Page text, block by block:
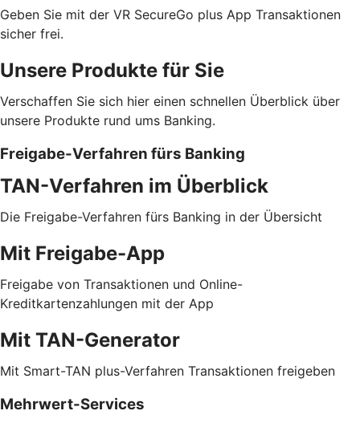
Geben Sie mit der VR SecureGo plus App Transaktionen
sicher frei.
Unsere Produkte für Sie
Verschaffen Sie sich hier einen schnellen Überblick über
unsere Produkte rund ums Banking.
Freigabe-Verfahren fürs Banking
TAN-Verfahren im Überblick
Die Freigabe-Verfahren fürs Banking in der Übersicht
Mit Freigabe-App
Freigabe von Transaktionen und Online-
Kreditkartenzahlungen mit der App
Mit TAN-Generator
Mit Smart-TAN plus-Verfahren Transaktionen freigeben
Mehrwert-Services